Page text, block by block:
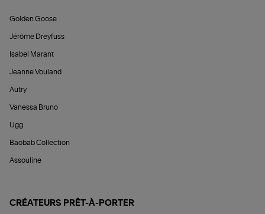
Golden Goose
Jérôme Dreyfuss
Isabel Marant
Jeanne Vouland
Autry
Vanessa Bruno
Ugg
Baobab Collection
Assouline
CRÉATEURS PRÊT-À-PORTER